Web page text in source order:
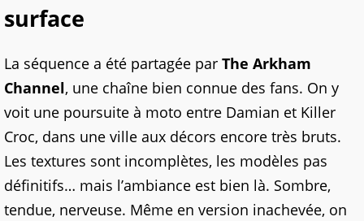
surface
La séquence a été partagée par The Arkham
Channel, une chaîne bien connue des fans. On y
voit une poursuite à moto entre Damian et Killer
Croc, dans une ville aux décors encore très bruts.
Les textures sont incomplètes, les modèles pas
définitifs… mais l’ambiance est bien là. Sombre,
tendue, nerveuse. Même en version inachevée, on